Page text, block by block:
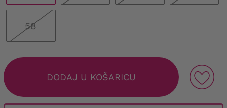
58
DODAJ U KOŠARICU